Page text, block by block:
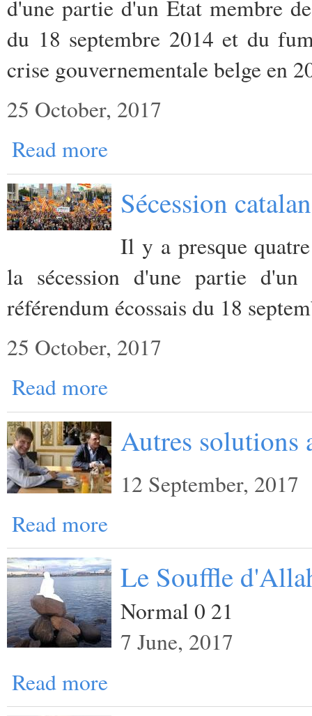
d'une partie d'un Etat membre
du 18 septembre 2014 et du
crise gouvernementale belge en
25 October, 2017
Read more
Sécession
Il y a presque
la sécession d'une partie
référendum écossais du 18
25 October, 2017
Read more
Autres solutions
12 September, 2017
Read more
Le Souffle
Normal 0 21
7 June, 2017
Read more